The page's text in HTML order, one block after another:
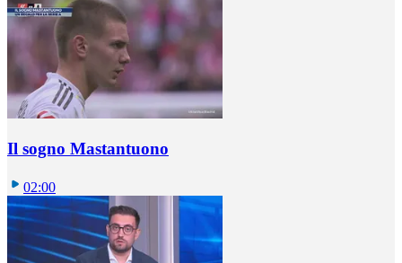
Il sogno Mastantuono
02:00